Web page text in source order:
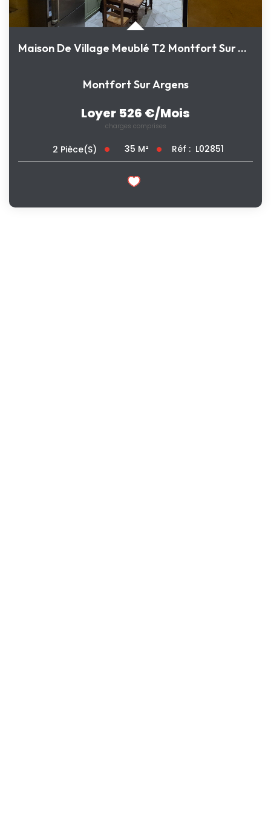
Maison De Village Meublé T2 Montfort Sur Argens
Montfort Sur Argens
Loyer 526 €/mois
charges comprises
2 Pièce(s) 35 M² Réf : L02851